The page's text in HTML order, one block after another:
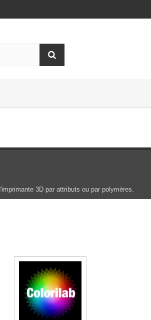
3D par attributs ou par polymères.